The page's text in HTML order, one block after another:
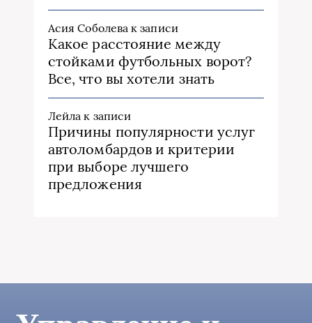
Асия Соболева к записи
Какое расстояние между
стойками футбольных ворот?
Все, что вы хотели знать
Лейла к записи
Причины популярности услуг
автоломбардов и критерии
при выборе лучшего
предложения